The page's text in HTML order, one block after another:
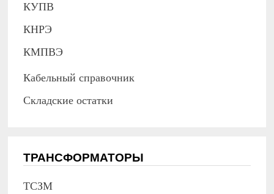
КУПВ
КНРЭ
КМПВЭ
Кабельный справочник
Складские остатки
ТРАНСФОРМАТОРЫ
ТСЗМ